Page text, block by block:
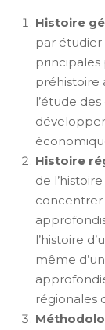
Histoire
par étudier
principales
préhistoire
l’étude
Histoire
de
concentrer
l’histoire
même
régionales